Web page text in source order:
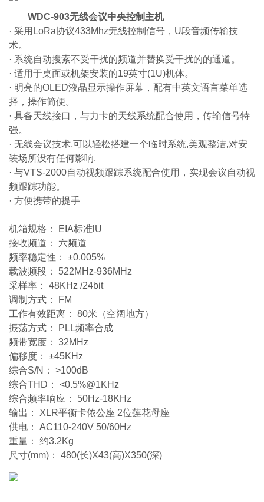
WDC-903无线会议中央控制主机
· 采用LoRa协议433Mhz无线控制信号，U段音频传输技
术。
· 系统自动搜索不受干扰的频道并替换受干扰的的通道。
· 适用于桌面或机架安装的19英寸(1U)机体。
· 明亮的OLED液晶显示操作屏幕，配有中英文语言菜单选
择，操作简便。
· 具备天线接口，与力卡的天线系统配合使用，传输信号特
强。
· 无线会议技术,可以轻松搭建一个临时系统,美观整洁,对安
装场所没有任何影响.
· 与VTS-2000自动视频跟踪系统配合使用，实现会议自动视
频跟踪功能。
· 方便携带的提手
机箱规格： EIA标准lU
接收频道： 六频道
频率稳定性： ±0.005%
载波频段： 522MHz-936MHz
采样率： 48KHz /24bit
调制方式： FM
工作有效距离： 80米（空阔地方）
振荡方式： PLL频率合成
频带宽度： 32MHz
偏移度： ±45KHz
综合S/N： >100dB
综合THD： <0.5%@1KHz
综合频率响应： 50Hz-18KHz
输出： XLR平衡卡侬公座 2位莲花母座
供电： AC110-240V 50/60Hz
重量： 约3.2Kg
尺寸(mm)： 480(长)X43(高)X350(深)